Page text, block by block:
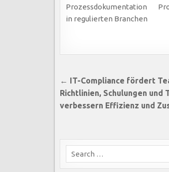
Prozessdokumentation
in regulierten Branchen
← IT-Compliance fördert
Richtlinien, Schulungen und
verbessern Effizienz und
Search
for: